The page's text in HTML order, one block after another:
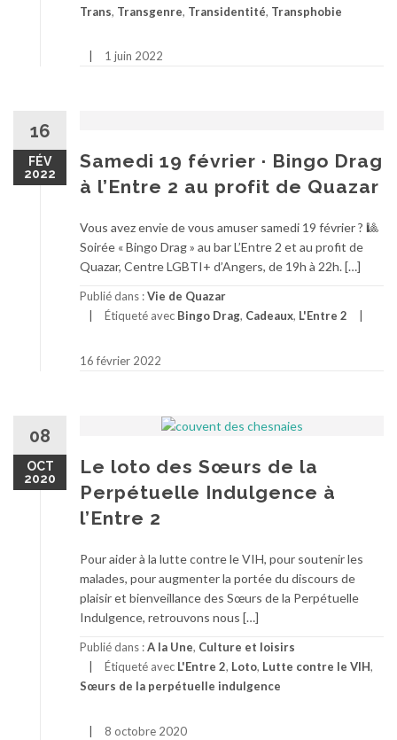
Trans, Transgenre, Transidentité, Transphobie
1 juin 2022
16
FÉV
2022
Samedi 19 février · Bingo Drag
à l’Entre 2 au profit de Quazar
Vous avez envie de vous amuser samedi 19 février ? 🎱
Soirée « Bingo Drag » au bar L’Entre 2 et au profit de
Quazar, Centre LGBTI+ d’Angers, de 19h à 22h. […]
Publié dans :Vie de Quazar
Étiqueté avec Bingo Drag, Cadeaux, L'Entre 2
16 février 2022
08
OCT
2020
Le loto des Sœurs de la
Perpétuelle Indulgence à
l’Entre 2
Pour aider à la lutte contre le VIH, pour soutenir les
malades, pour augmenter la portée du discours de
plaisir et bienveillance des Sœurs de la Perpétuelle
Indulgence, retrouvons nous […]
Publié dans :A la Une, Culture et loisirs
Étiqueté avec L'Entre 2, Loto, Lutte contre le VIH,
Sœurs de la perpétuelle indulgence
8 octobre 2020